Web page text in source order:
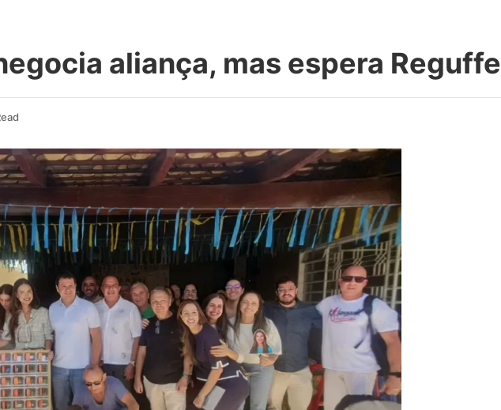
aliança, mas espera Reguffe